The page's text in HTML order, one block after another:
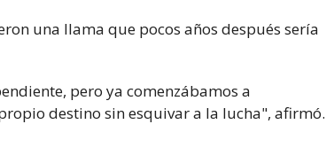
una llama que pocos años después sería
pero ya comenzábamos a
destino sin esquivar a la lucha", afirmó.